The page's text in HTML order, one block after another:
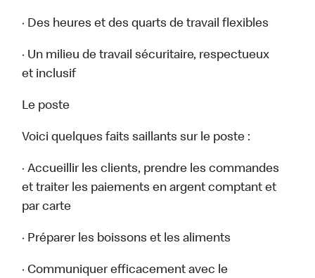
· Des heures et des quarts de travail flexibles
· Un milieu de travail sécuritaire, respectueux
et inclusif
Le poste
Voici quelques faits saillants sur le poste :
· Accueillir les clients, prendre les commandes
et traiter les paiements en argent comptant et
par carte
· Préparer les boissons et les aliments
· Communiquer efficacement avec le